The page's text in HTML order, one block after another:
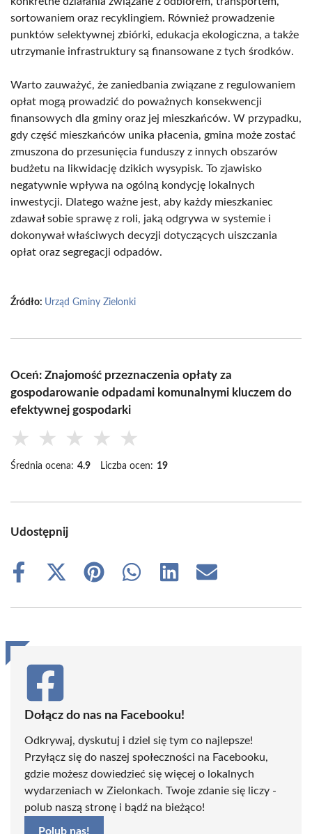
sortowaniem oraz recyklingiem. Również prowadzenie
punktów selektywnej zbiórki, edukacja ekologiczna, a także
utrzymanie infrastruktury są finansowane z tych środków.
Warto zauważyć, że zaniedbania związane z regulowaniem
opłat mogą prowadzić do poważnych konsekwencji
finansowych dla gminy oraz jej mieszkańców. W przypadku,
gdy część mieszkańców unika płacenia, gmina może zostać
zmuszona do przesunięcia funduszy z innych obszarów
budżetu na likwidację dzikich wysypisk. To zjawisko
negatywnie wpływa na ogólną kondycję lokalnych
inwestycji. Dlatego ważne jest, aby każdy mieszkaniec
zdawał sobie sprawę z roli, jaką odgrywa w systemie i
dokonywał właściwych decyzji dotyczących uiszczania
opłat oraz segregacji odpadów.
Źródło: Urząd Gminy Zielonki
Oceń: Znajomość przeznaczenia opłaty za
gospodarowanie odpadami komunalnymi kluczem do
efektywnej gospodarki
★ ★ ★ ★ ★
Średnia ocena: 4.9 Liczba ocen: 19
Udostępnij
Share
Share
(Twitter)
Share
Share
Share
Share
Dołącz do nas na Facebooku!
Odkrywaj, dyskutuj i dziel się tym co najlepsze!
Przyłącz się do naszej społeczności na Facebooku,
gdzie możesz dowiedzieć się więcej o lokalnych
wydarzeniach w Zielonkach. Twoje zdanie się liczy -
polub naszą stronę i bądź na bieżąco!
Polub nas!